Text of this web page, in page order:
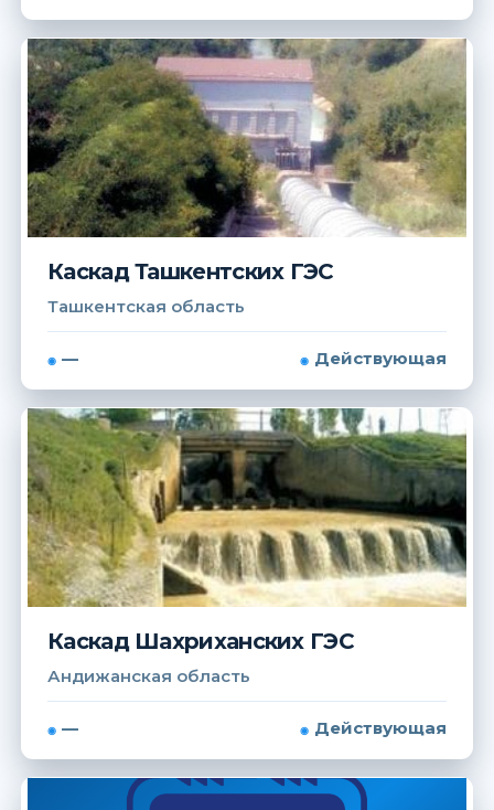
Каскад Ташкентских ГЭС
Ташкентская область
— Действующая
Каскад Шахриханских ГЭС
Андижанская область
— Действующая